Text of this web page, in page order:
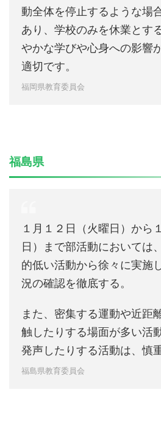
動全体を停止するような場
あり、学校のみを休業とす
やかな学びや心身への影響
適切です。
福岡県教育委員会
福島県
１月１２日（火曜日）から
日）まで部活動においては
的低い活動から徐々に実施
況の確認を徹底する。
また、密集する運動や近距
触したりする場面が多い活
発声したりする活動は、慎
福島県教育委員会